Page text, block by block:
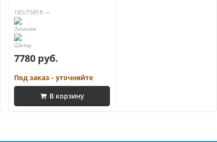
185/75R16 —
7780 руб.
Под заказ - уточняйте
В корзину